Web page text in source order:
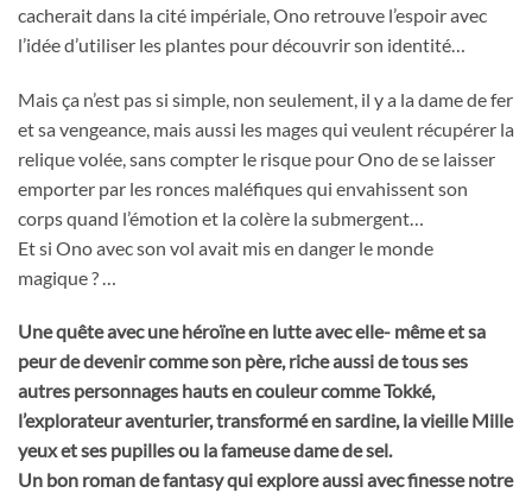
cacherait dans la cité impériale, Ono retrouve l’espoir avec
l’idée d’utiliser les plantes pour découvrir son identité…
Mais ça n’est pas si simple, non seulement, il y a la dame de fer
et sa vengeance, mais aussi les mages qui veulent récupérer la
relique volée, sans compter le risque pour Ono de se laisser
emporter par les ronces maléfiques qui envahissent son
corps quand l’émotion et la colère la submergent…
Et si Ono avec son vol avait mis en danger le monde
magique ? …
Une quête avec une héroïne en lutte avec elle- même et sa
peur de devenir comme son père, riche aussi de tous ses
autres personnages hauts en couleur comme Tokké,
l’explorateur aventurier, transformé en sardine, la vieille Mille
yeux et ses pupilles ou la fameuse dame de sel.
Un bon roman de fantasy qui explore aussi avec finesse notre